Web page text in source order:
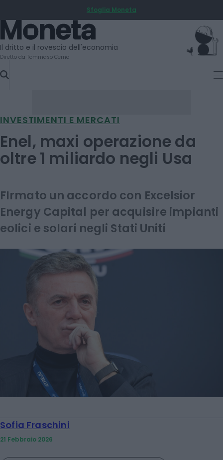
TO
CONTENT
Sfoglia Moneta
Moneta
Il dritto e il rovescio dell'economia
Diretto da Tommaso Cerno
INVESTIMENTI E MERCATI
Enel, maxi operazione da
oltre 1 miliardo negli Usa
FIrmato un accordo con Excelsior
Energy Capital per acquisire impianti
eolici e solari negli Stati Uniti
Sofia Fraschini
21 Febbraio 2026